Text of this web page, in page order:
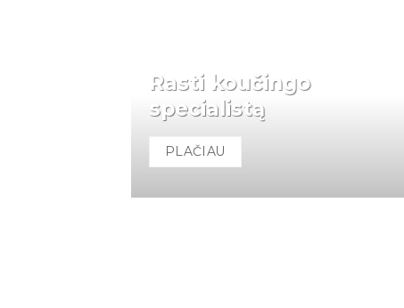
Rasti koučingo
specialistą
PLAČIAU